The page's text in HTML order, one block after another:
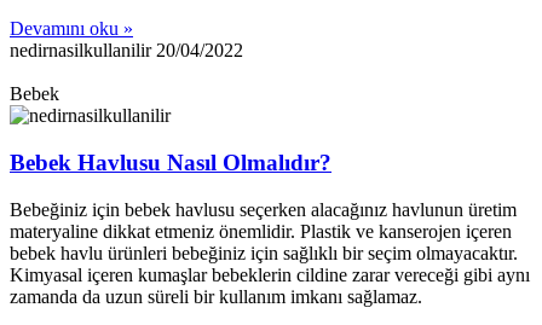
Devamını oku »
nedirnasilkullanilir20/04/2022
Bebek
Bebek Havlusu Nasıl Olmalıdır?
Bebeğiniz için bebek havlusu seçerken alacağınız havlunun üretim
materyaline dikkat etmeniz önemlidir. Plastik ve kanserojen içeren
bebek havlu ürünleri bebeğiniz için sağlıklı bir seçim olmayacaktır.
Kimyasal içeren kumaşlar bebeklerin cildine zarar vereceği gibi aynı
zamanda da uzun süreli bir kullanım imkanı sağlamaz.